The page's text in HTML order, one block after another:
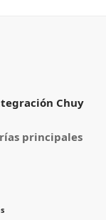
Chuy
principales